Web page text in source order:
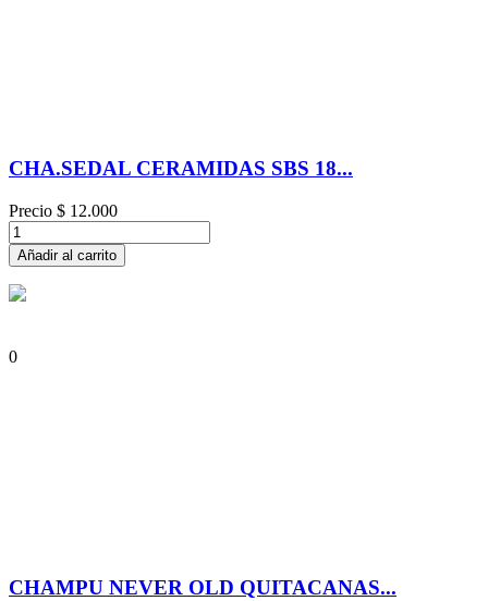
CHA.SEDAL CERAMIDAS SBS 18...
Precio $ 12.000
Añadir al carrito
0
CHAMPU NEVER OLD QUITACANAS...